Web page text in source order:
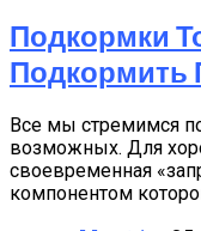
Подкормки
Все мы стремимся
возможных. Для
своевременная
компонентом